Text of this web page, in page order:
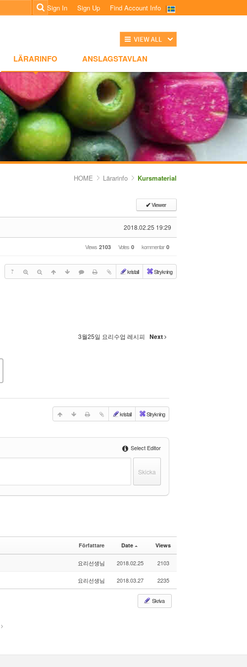
Sign In
Sign Up Find Account Info
LÄRARINFO ANSLAGSTAVLAN
ANSLAGSTAVLAN
HOME Lärarinfo Kursmaterial
✔Viewer
2018.02.25 19:29
Views 2103 Votes 0 kommentar 0
? kristall Strykning
3월25일 요리수업 레시피 Next
kristall Strykning
Select Editor
Författare Date Views
요리선생님 2018.02.25 2103
요리선생님 2018.03.27 2235
Skriva